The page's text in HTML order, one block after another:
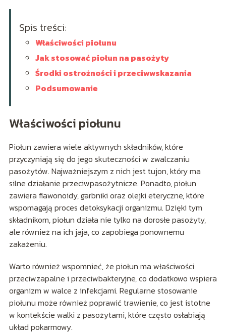
Spis treści:
Właściwości piołunu
Jak stosować piołun na pasożyty
Środki ostrożności i przeciwwskazania
Podsumowanie
Właściwości piołunu
Piołun zawiera wiele aktywnych składników, które
przyczyniają się do jego skuteczności w zwalczaniu
pasożytów. Najważniejszym z nich jest tujon, który ma
silne działanie przeciwpasożytnicze. Ponadto, piołun
zawiera flawonoidy, garbniki oraz olejki eteryczne, które
wspomagają proces detoksykacji organizmu. Dzięki tym
składnikom, piołun działa nie tylko na dorosłe pasożyty,
ale również na ich jaja, co zapobiega ponownemu
zakażeniu.
Warto również wspomnieć, że piołun ma właściwości
przeciwzapalne i przeciwbakteryjne, co dodatkowo wspiera
organizm w walce z infekcjami. Regularne stosowanie
piołunu może również poprawić trawienie, co jest istotne
w kontekście walki z pasożytami, które często osłabiają
układ pokarmowy.